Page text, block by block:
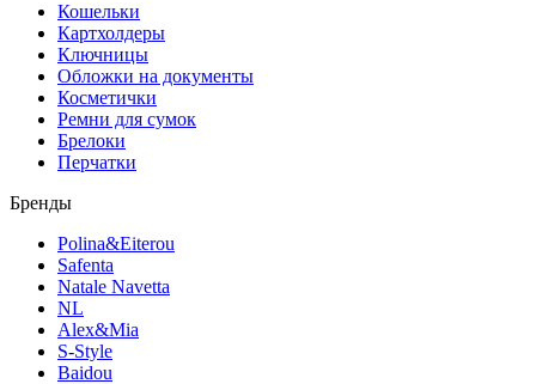
Кошельки
Картхолдеры
Ключницы
Обложки на документы
Косметички
Ремни для сумок
Брелоки
Перчатки
Бренды
Polina&Eiterou
Safenta
Natale Navetta
NL
Alex&Mia
S-Style
Baidou